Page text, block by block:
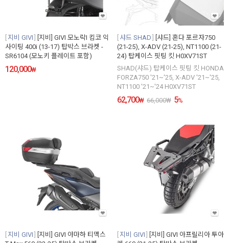
지비 GIVI
[지비] GIVI 모노락I 킴코 익
사이팅 400i (13-17) 탑박스 브라켓 -
SR6104 (모노키 플레이트 포함)
120,000₩
샤드 SHAD
[샤드] 혼다 포르자750
(21-25), X-ADV (21-25), NT1100 (21-
24) 탑케이스 핏팅 킷 H0XV71ST
SHAD(샤드) 탑케이스 핏팅 킷 HONDA
FORZA750 '21~'25, X-ADV '21~'25,
NT1100 '21~'24 H0XV71ST
62,700₩ 66,000₩ 5%
지비 GIVI
[지비] GIVI 야마하 티맥스
지비 GIVI
[지비] GIVI 아프릴리아 투아